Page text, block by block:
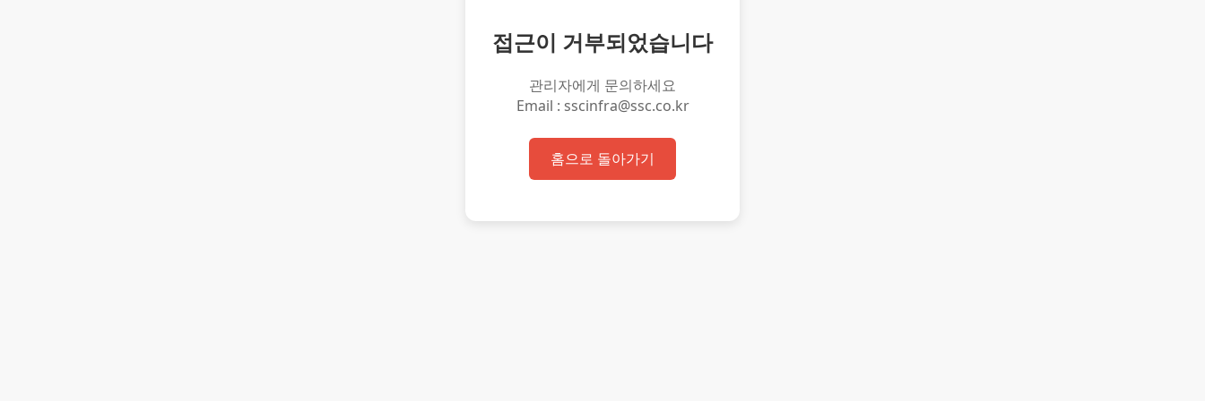
접근이 거부되었습니다
관리자에게 문의하세요
Email : sscinfra@ssc.co.kr
홈으로 돌아가기